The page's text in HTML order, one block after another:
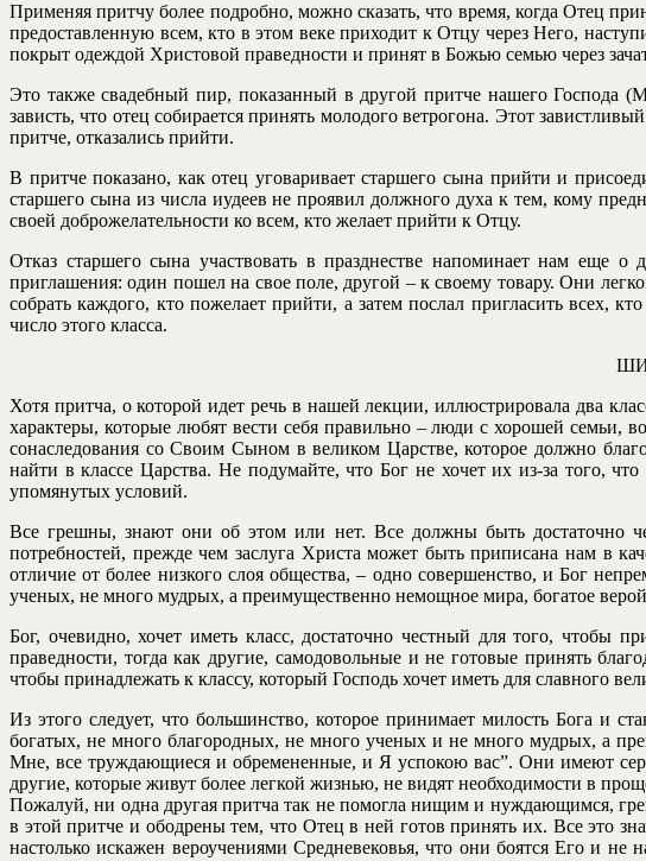
Применяя притчу более подробно, можно сказать, что время, когда Отец
предоставленную всем, кто в этом веке приходит к Отцу через Него,
покрыт одеждой Христовой праведности и принят в Божью семью через
Это также свадебный пир, показанный в другой притче нашего Господа
зависть, что отец собирается принять молодого ветрогона. Этот
притче, отказались прийти.
В притче показано, как отец уговаривает старшего сына прийти и
старшего сына из числа иудеев не проявил должного духа к тем, кому
своей доброжелательности ко всем, кто желает прийти к Отцу.
Отказ старшего сына участвовать в празднестве напоминает нам
приглашения: один пошел на свое поле, другой – к своему товару. Они
собрать каждого, кто пожелает прийти, а затем послал пригласить всех,
число этого класса.
Хотя притча, о которой идет речь в нашей лекции, иллюстрировала два
характеры, которые любят вести себя правильно – люди с хорошей
сонаследования со Своим Сыном в великом Царстве, которое должно
найти в классе Царства. Не подумайте, что Бог не хочет их из-за того,
упомянутых условий.
Все грешны, знают они об этом или нет. Все должны быть достаточно
потребностей, прежде чем заслуга Христа может быть приписана нам в
отличие от более низкого слоя общества, – одно совершенство, и Бог
ученых, не много мудрых, а преимущественно немощное мира, богатое
Бог, очевидно, хочет иметь класс, достаточно честный для того, чтобы
праведности, тогда как другие, самодовольные и не готовые принять
чтобы принадлежать к классу, который Господь хочет иметь для славного
Из этого следует, что большинство, которое принимает милость Бога и
богатых, не много благородных, не много ученых и не много мудрых, а
Мне, все труждающиеся и обремененные, и Я успокою вас”. Они имеют
другие, которые живут более легкой жизнью, не видят необходимости в
Пожалуй, ни одна другая притча так не помогла нищим и нуждающимся,
в этой притче и ободрены тем, что Отец в ней готов принять их. Все это
настолько искажен вероучениями Средневековья, что они боятся Его и